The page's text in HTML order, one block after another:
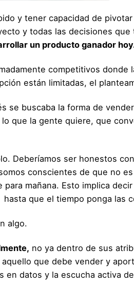
y tener capacidad de
y todas las decisiones
un producto ganador
competitivos donde
están limitadas, el
se buscaba la forma de
que la gente quiere, que
Deberíamos ser honestos
conscientes de que no
mañana. Esto implica
hasta que el tiempo ponga las
algo.
no ya dentro de sus
que debe vender y
en datos y la escucha activa